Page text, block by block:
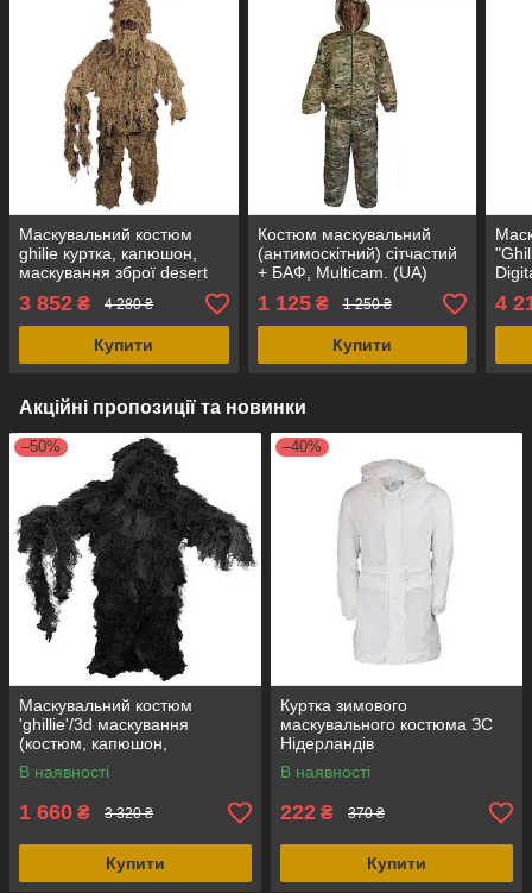
Маскувальний костюм
ghilie куртка, капюшон,
маскування зброї desert
синтетика, MFH
(Німеччина)
3 852 ₴ 4 280 ₴
Купити
Костюм маскувальний
(антимоскітний) сітчастий
+ БАФ, Multicam. (UA)
1 125₴ 1 250 ₴
Купити
4
Акційні пропозиції та новинки
–50%
Маскувальний костюм
'ghillie'/3d маскування
(костюм, капюшон,
маскування зброї) нічний
камуфляж синтетика, MFH
(Німеччина)
В наявності
1 660 ₴ 3 320 ₴
Купити
–40%
Куртка зимового
маскувального костюма ЗС
Нідерландів
В наявності
222 ₴ 370 ₴
Купити